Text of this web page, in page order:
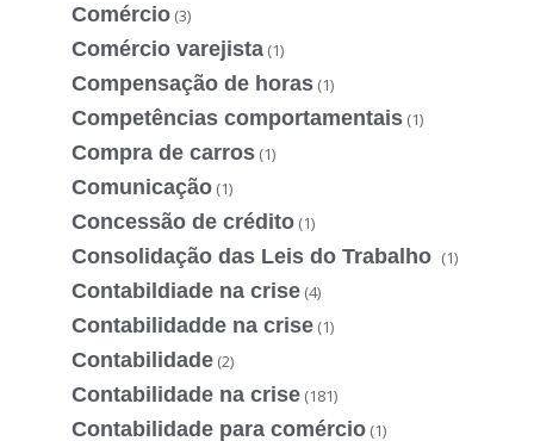
Comércio (3)
Comércio varejista (1)
Compensação de horas (1)
Competências comportamentais (1)
Compra de carros (1)
Comunicação (1)
Concessão de crédito (1)
Consolidação das Leis do Trabalho (1)
Contabildiade na crise (4)
Contabilidadde na crise (1)
Contabilidade (2)
Contabilidade na crise (181)
Contabilidade para comércio (1)